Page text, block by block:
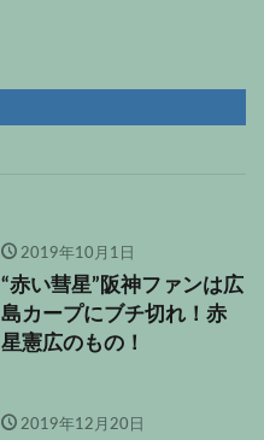
2019年10月1日
“赤い彗星”阪神ファンは広
島カープにブチ切れ！赤
星憲広のもの！
2019年12月20日